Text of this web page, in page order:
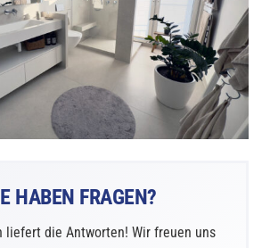
HABEN FRAGEN?
liefert die Antworten! Wir freuen uns